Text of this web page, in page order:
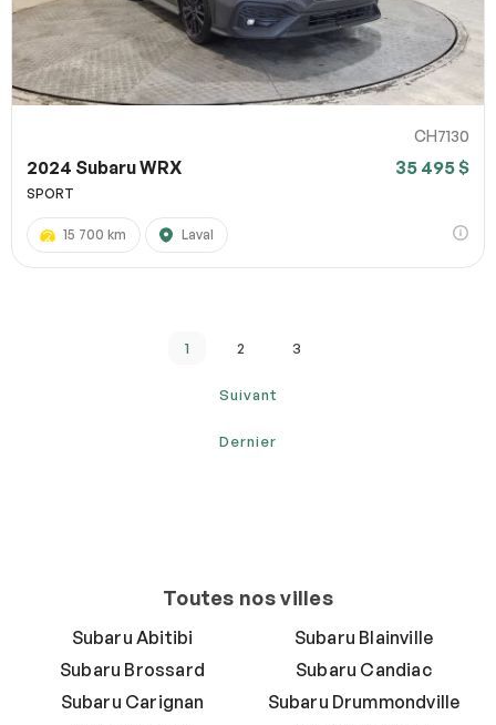
CH7130
2024 Subaru WRX 35 495 $
SPORT
15 700 km Laval
1 2 3
Suivant
Dernier
Toutes nos villes
Subaru Abitibi
Subaru Blainville
Subaru Brossard
Subaru Candiac
Subaru Carignan
Subaru Drummondville